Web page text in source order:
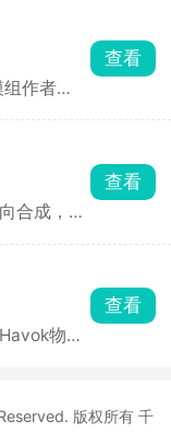
触碰玩
机屏幕，
，监视玩
触摸互
作者
求生内
内容、修
方原版
的短板。
查看
合成，其
动屏幕操
撞即可合
却让人停
压神器。
查看
物理
机，核心
查看
版权所有 千